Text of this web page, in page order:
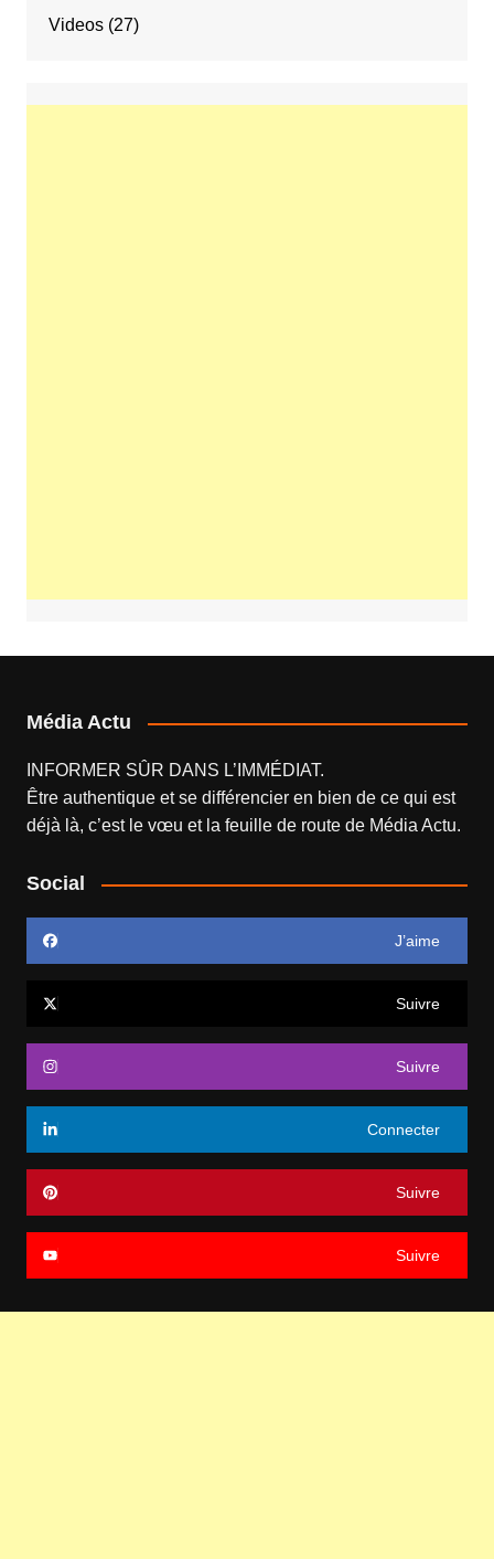
Videos(27)
Média Actu
INFORMER SÛR DANS L’IMMÉDIAT.
Être authentique et se différencier en bien de ce qui est
déjà là, c’est le vœu et la feuille de route de Média Actu.
Social
J’aime
Suivre
Suivre
Connecter
Suivre
Suivre